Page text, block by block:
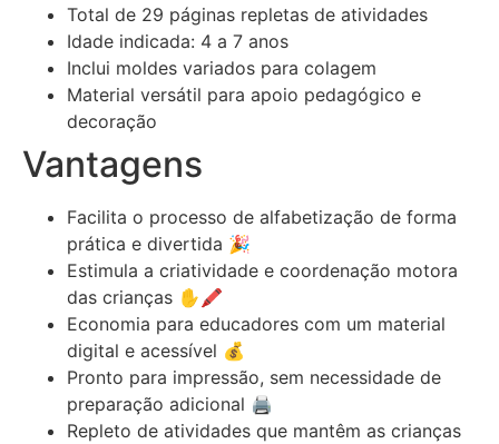
Total de 29 páginas repletas de atividades
Idade indicada: 4 a 7 anos
Inclui moldes variados para colagem
Material versátil para apoio pedagógico e
decoração
Vantagens
Facilita o processo de alfabetização de forma
prática e divertida 🎉
Estimula a criatividade e coordenação motora
das crianças ✋🖍️
Economia para educadores com um material
digital e acessível 💰
Pronto para impressão, sem necessidade de
preparação adicional 🖨️
Repleto de atividades que mantêm as crianças